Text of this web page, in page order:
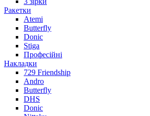
Ракетки
Atemi
Butterfly
Donic
Stiga
Професійні
Накладки
729 Friendship
Andro
Butterfly
DHS
Donic